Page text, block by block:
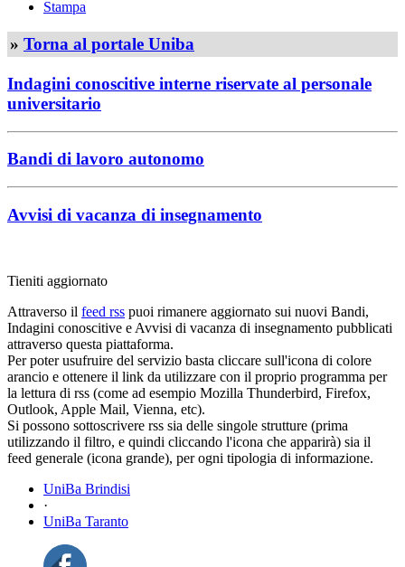
Stampa
» Torna al portale Uniba
Indagini conoscitive interne riservate al personale
universitario
Bandi di lavoro autonomo
Avvisi di vacanza di insegnamento
Tieniti aggiornato
Attraverso il feed rss puoi rimanere aggiornato sui nuovi Bandi,
Indagini conoscitive e Avvisi di vacanza di insegnamento pubblicati
attraverso questa piattaforma.
Per poter usufruire del servizio basta cliccare sull'icona di colore
arancio e ottenere il link da utilizzare con il proprio programma per
la lettura di rss (come ad esempio Mozilla Thunderbird, Firefox,
Outlook, Apple Mail, Vienna, etc).
Si possono sottoscrivere rss sia delle singole strutture (prima
utilizzando il filtro, e quindi cliccando l'icona che apparirà) sia il
feed generale (icona grande), per ogni tipologia di informazione.
UniBa Brindisi
·
UniBa Taranto